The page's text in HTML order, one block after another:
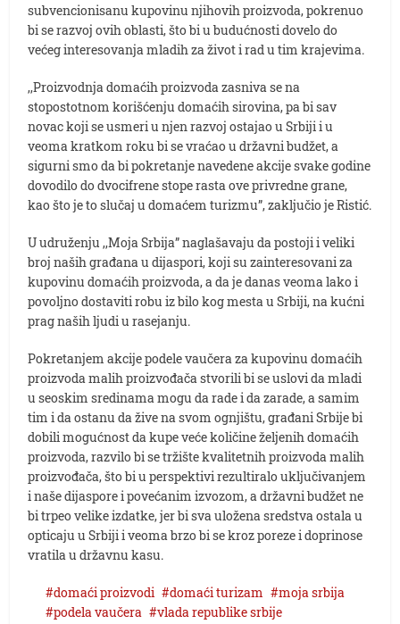
subvencionisanu kupovinu njihovih proizvoda, pokrenuo
bi se razvoj ovih oblasti, što bi u budućnosti dovelo do
većeg interesovanja mladih za život i rad u tim krajevima.
,,Proizvodnja domaćih proizvoda zasniva se na
stopostotnom korišćenju domaćih sirovina, pa bi sav
novac koji se usmeri u njen razvoj ostajao u Srbiji i u
veoma kratkom roku bi se vraćao u državni budžet, a
sigurni smo da bi pokretanje navedene akcije svake godine
dovodilo do dvocifrene stope rasta ove privredne grane,
kao što je to slučaj u domaćem turizmu”, zaključio je Ristić.
U udruženju ,,Moja Srbija” naglašavaju da postoji i veliki
broj naših građana u dijaspori, koji su zainteresovani za
kupovinu domaćih proizvoda, a da je danas veoma lako i
povoljno dostaviti robu iz bilo kog mesta u Srbiji, na kućni
prag naših ljudi u rasejanju.
Pokretanjem akcije podele vaučera za kupovinu domaćih
proizvoda malih proizvođača stvorili bi se uslovi da mladi
u seoskim sredinama mogu da rade i da zarade, a samim
tim i da ostanu da žive na svom ognjištu, građani Srbije bi
dobili mogućnost da kupe veće količine željenih domaćih
proizvoda, razvilo bi se tržište kvalitetnih proizvoda malih
proizvođača, što bi u perspektivi rezultiralo uključivanjem
i naše dijaspore i povećanim izvozom, a državni budžet ne
bi trpeo velike izdatke, jer bi sva uložena sredstva ostala u
opticaju u Srbiji i veoma brzo bi se kroz poreze i doprinose
vratila u državnu kasu.
domaći proizvodi domaći turizam
moja srbija
podela vaučera
vlada republike srbije